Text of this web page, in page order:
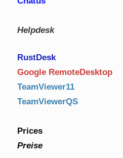
Helpdesk
RustDesk
Google RemoteDesktop
TeamViewer11
TeamViewerQS
Prices
Preise